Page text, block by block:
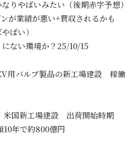
りやばいみたい（後期赤字予想）
が業績が悪い+買収されるかも
ばい）
ない環境か？25/10/15
用バルブ製品の新工場建設 稼働
米国新工場建設 出荷開始時期
年で約800億円